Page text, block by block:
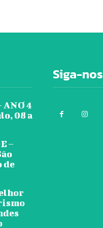
4
08 a
–
de
Siga-nos